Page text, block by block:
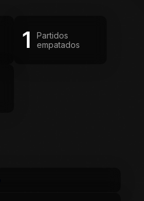
1
Partidos
empatados